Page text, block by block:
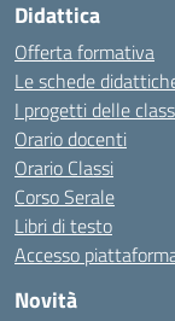
Didattica
Offerta formativa
Le schede
I progetti delle
Orario docenti
Orario Classi
Corso Serale
Libri di testo
Accesso
Novità